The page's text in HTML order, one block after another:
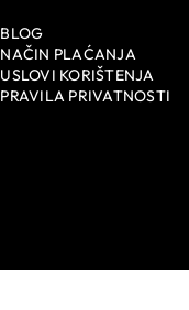
BLOG
NAČIN PLAĆANJA
USLOVI KORIŠTENJA
PRAVILA PRIVATNOSTI